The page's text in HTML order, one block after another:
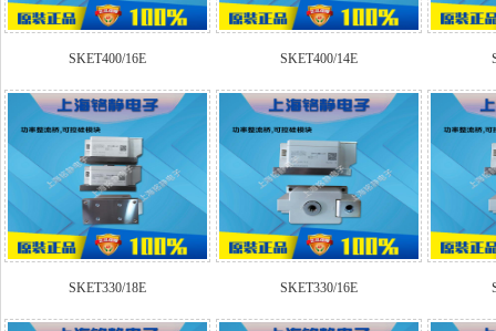
SKET400/16E SKET400/14E
SKET330/18E SKET330/16E